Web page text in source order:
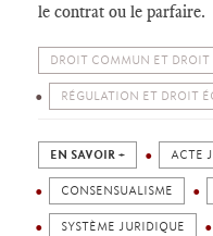
le contrat ou le parfaire.
DROIT COMMUN ET
RÉGULATION ET DROIT
EN SAVOIR + ACTE
CONSENSUALISME
SYSTÈME JURIDIQUE